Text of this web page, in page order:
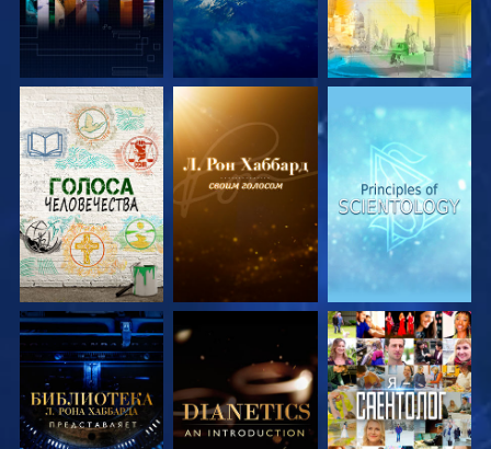
СМОТРЕТЬ
ПЕРЕДАЧИ
СМОТРЕТЬ
ПЕРЕДАЧИ
СМОТРЕТЬ
ПЕРЕДАЧИ
СМОТРЕТЬ
ПЕРЕДАЧИ
СМОТРЕТЬ
ПЕРЕДАЧИ
СМОТРЕТЬ